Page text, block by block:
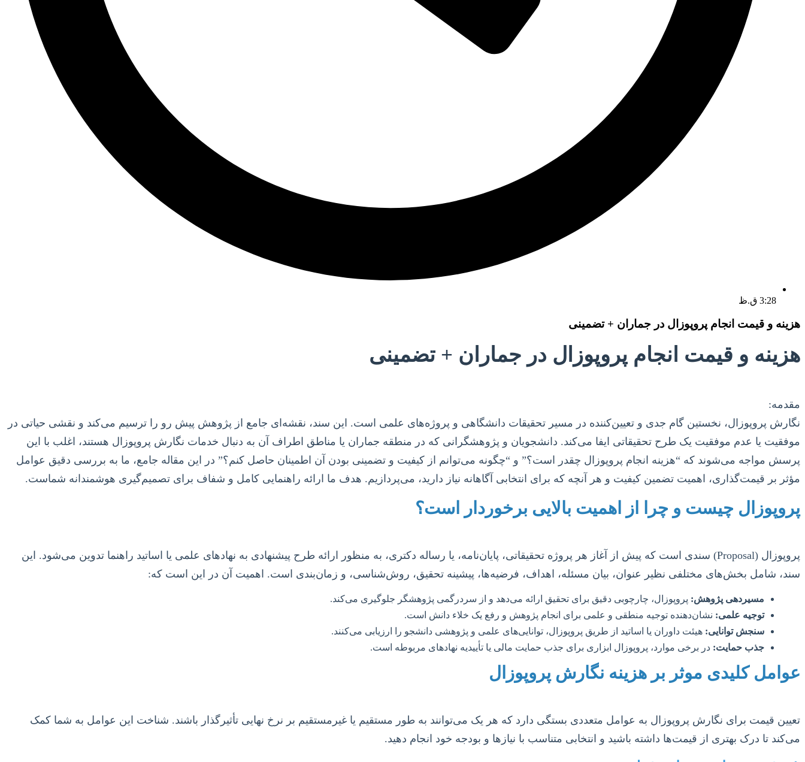
3:28 ق.ظ
هزینه و قیمت انجام پروپوزال در جماران + تضمینی
هزینه و قیمت انجام پروپوزال در جماران + تضمینی
مقدمه:
نگارش پروپوزال، نخستین گام جدی و تعیین‌کننده در مسیر تحقیقات دانشگاهی و پروژه‌های علمی است. این سند، نقشه‌ای جامع از پژوهش پیش رو را ترسیم می‌کند و نقشی حیاتی در
موفقیت یا عدم موفقیت یک طرح تحقیقاتی ایفا می‌کند. دانشجویان و پژوهشگرانی که در منطقه جماران یا مناطق اطراف آن به دنبال خدمات نگارش پروپوزال هستند، اغلب با این
پرسش مواجه می‌شوند که “هزینه انجام پروپوزال چقدر است؟” و “چگونه می‌توانم از کیفیت و تضمینی بودن آن اطمینان حاصل کنم؟” در این مقاله جامع، ما به بررسی دقیق عوامل
مؤثر بر قیمت‌گذاری، اهمیت تضمین کیفیت و هر آنچه که برای انتخابی آگاهانه نیاز دارید، می‌پردازیم. هدف ما ارائه راهنمایی کامل و شفاف برای تصمیم‌گیری هوشمندانه شماست.
پروپوزال چیست و چرا از اهمیت بالایی برخوردار است؟
پروپوزال (Proposal) سندی است که پیش از آغاز هر پروژه تحقیقاتی، پایان‌نامه، یا رساله دکتری، به منظور ارائه طرح پیشنهادی به نهادهای علمی یا اساتید راهنما تدوین می‌شود. این
سند، شامل بخش‌های مختلفی نظیر عنوان، بیان مسئله، اهداف، فرضیه‌ها، پیشینه تحقیق، روش‌شناسی، و زمان‌بندی است. اهمیت آن در این است که:
مسیردهی پژوهش: پروپوزال، چارچوبی دقیق برای تحقیق ارائه می‌دهد و از سردرگمی پژوهشگر جلوگیری می‌کند.
توجیه علمی: نشان‌دهنده توجیه منطقی و علمی برای انجام پژوهش و رفع یک خلاء دانش است.
سنجش توانایی: هیئت داوران یا اساتید از طریق پروپوزال، توانایی‌های علمی و پژوهشی دانشجو را ارزیابی می‌کنند.
جذب حمایت: در برخی موارد، پروپوزال ابزاری برای جذب حمایت مالی یا تأییدیه نهادهای مربوطه است.
عوامل کلیدی موثر بر هزینه نگارش پروپوزال
تعیین قیمت برای نگارش پروپوزال به عوامل متعددی بستگی دارد که هر یک می‌توانند به طور مستقیم یا غیرمستقیم بر نرخ نهایی تأثیرگذار باشند. شناخت این عوامل به شما کمک
می‌کند تا درک بهتری از قیمت‌ها داشته باشید و انتخابی متناسب با نیازها و بودجه خود انجام دهید.